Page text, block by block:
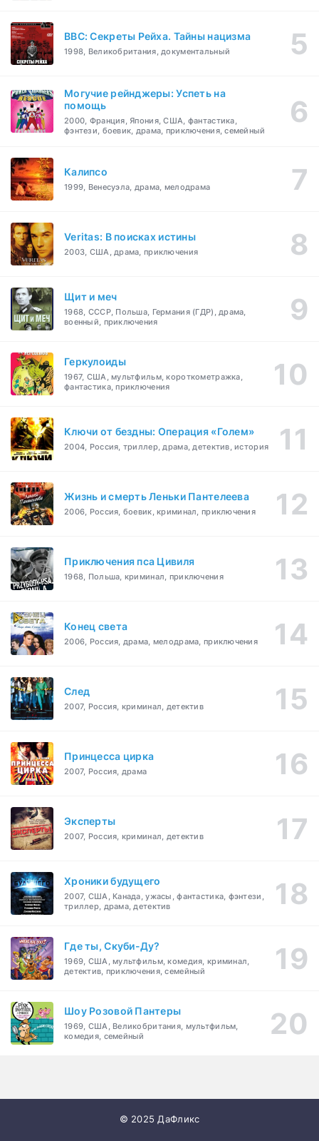
BBC: Секреты Рейха. Тайны нацизма
1998, Великобритания, документальный
Могучие рейнджеры: Успеть на
помощь
2000, Франция, Япония, США, фантастика,
фэнтези, боевик, драма, приключения, семейный
Калипсо
1999, Венесуэла, драма, мелодрама
Veritas: В поисках истины
2003, США, драма, приключения
Щит и меч
1968, СССР, Польша, Германия (ГДР), драма,
военный, приключения
Геркулоиды
1967, США, мультфильм, короткометражка,
фантастика, приключения
Ключи от бездны: Операция «Голем»
2004, Россия, триллер, драма, детектив, история
Жизнь и смерть Леньки Пантелеева
2006, Россия, боевик, криминал, приключения
Приключения пса Цивиля
1968, Польша, криминал, приключения
Конец света
2006, Россия, драма, мелодрама, приключения
След
2007, Россия, криминал, детектив
Принцесса цирка
2007, Россия, драма
Эксперты
2007, Россия, криминал, детектив
Хроники будущего
2007, США, Канада, ужасы, фантастика, фэнтези,
триллер, драма, детектив
Где ты, Скуби-Ду?
1969, США, мультфильм, комедия, криминал,
детектив, приключения, семейный
Шоу Розовой Пантеры
1969, США, Великобритания, мультфильм,
комедия, семейный
© 2025 ДаФликс